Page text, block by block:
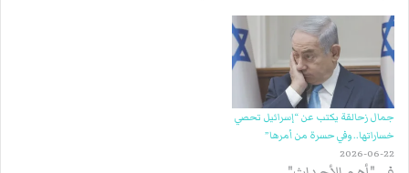
جمال زحالقة يكتب عن “إسرائيل تحصي
خساراتها.. وفي حسرة من أمرها”
2026-06-22